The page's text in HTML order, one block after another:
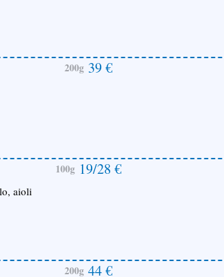
200g 39 €
100g 19/28 €
aioli
200g 44 €